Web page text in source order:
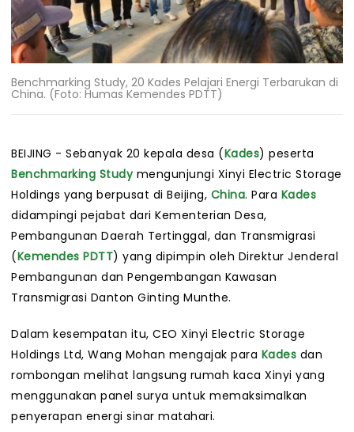
Benchmarking Study, 20 Kades Pelajari Energi Terbarukan di
China. (Foto: Humas Kemendes PDTT)
BEIJING - Sebanyak 20 kepala desa (Kades) peserta
Benchmarking Studymengunjungi Xinyi Electric Storage
Holdings yang berpusat di Beijing, China. Para Kades
didampingi pejabat dari Kementerian Desa,
Pembangunan Daerah Tertinggal, dan Transmigrasi
(Kemendes PDTT) yang dipimpin oleh Direktur Jenderal
Pembangunan dan Pengembangan Kawasan
Transmigrasi Danton Ginting Munthe.
Dalam kesempatan itu, CEO Xinyi Electric Storage
Holdings Ltd, Wang Mohan mengajak para Kades dan
rombongan melihat langsung rumah kaca Xinyi yang
menggunakan panel surya untuk memaksimalkan
penyerapan energi sinar matahari.